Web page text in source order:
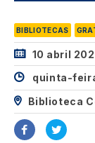
BIBLIOTECAS
10 abril
quinta-
Biblioteca